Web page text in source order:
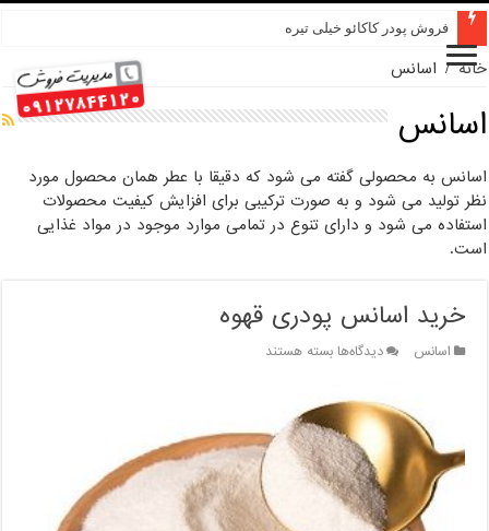
فروش پودر کاکائو خیلی تیره
خانه / اسانس
اسانس
اسانس به محصولی گفته می شود که دقیقا با عطر همان محصول مورد
نظر تولید می شود و به صورت ترکیبی برای افزایش کیفیت محصولات
استفاده می شود و دارای تنوع در تمامی موارد موجود در مواد غذایی
است.
خرید اسانس پودری قهوه
اسانس دیدگاه‌هابرای
پودری
قهوه
بسته هستند